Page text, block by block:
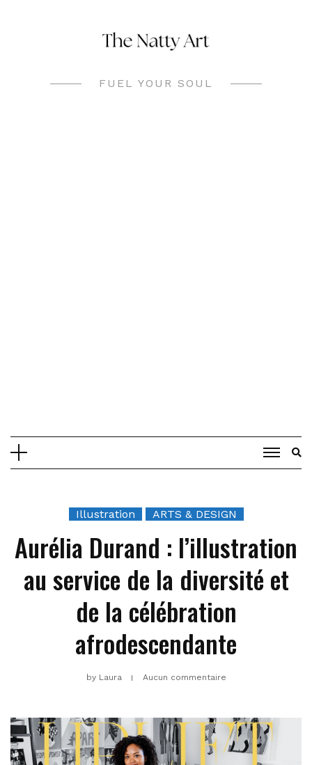
FUEL YOUR SOUL
Illustration ARTS & DESIGN
Aurélia Durand : l’illustration
au service de la diversité et
de la célébration
afrodescendante
byLaura Aucun commentaire